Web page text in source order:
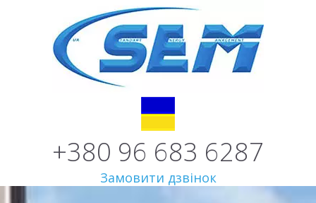
+380 96 683 6287
Замовити дзвінок